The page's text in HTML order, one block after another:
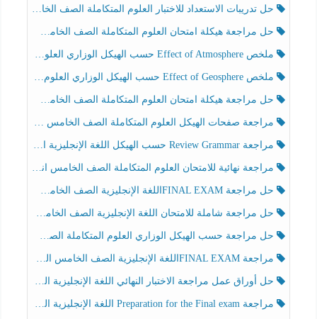
حل تدريبات الاستعداد للاختبار العلوم المتكاملة الصف الخامس عام الفصل الثالث
حل مراجعة هيكلة امتحان العلوم المتكاملة الصف الخامس انسبير الفصل الثالث
ملخص Effect of Atmosphere حسب الهيكل الوزاري العلوم المتكاملة الصف الخامس انسبير الفصل الثالث
ملخص Effect of Geosphere حسب الهيكل الوزاري العلوم المتكاملة الصف الخامس انسبير الفصل الثالث
حل مراجعة هيكلة امتحان العلوم المتكاملة الصف الخامس عام الفصل الثالث
مراجعة صفحات الهيكل العلوم المتكاملة الصف الخامس انسبير الفصل الثالث
مراجعة Review Grammar حسب الهيكل اللغة الإنجليزية الصف الخامس الفصل الثالث
مراجعة نهائية للامتحان العلوم المتكاملة الصف الخامس انسبير الفصل الثالث
حل مراجعة FINAL EXAMاللغة الإنجليزية الصف الخامس الفصل الثالث
حل مراجعة شاملة للامتحان اللغة الإنجليزية الصف الخامس الفصل الثالث
حل مراجعة حسب الهيكل الوزاري العلوم المتكاملة الصف الخامس عام الفصل الثالث
مراجعة FINAL EXAMاللغة الإنجليزية الصف الخامس الفصل الثالث
حل أوراق عمل مراجعة الاختبار النهائي اللغة الإنجليزية الصف الرابع الفصل الثالث
مراجعة Preparation for the Final exam اللغة الإنجليزية الصف الرابع الفصل الثالث